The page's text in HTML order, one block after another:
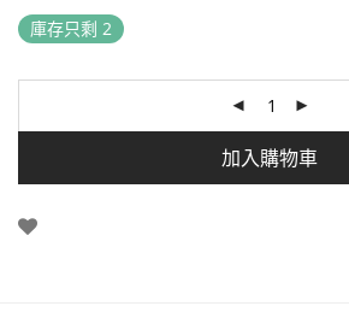
庫存只剩 2
加入購物車